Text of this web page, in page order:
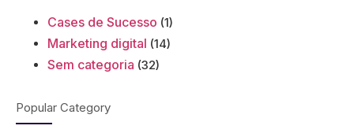
Cases de Sucesso (1)
Marketing digital (14)
Sem categoria (32)
Popular Category